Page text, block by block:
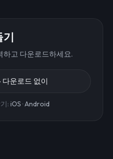
기
하고 다운로드하세요.
운로드 없이
: iOS ·Android